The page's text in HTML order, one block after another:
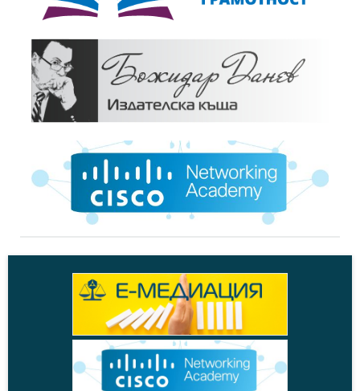
Събития, 19.12.2016
Пресконференция: "2016 г. през погледа на бизнеса"
Дискусии, 09.11.2016
АНКЕТА: 2016 г. през погледа на бизнеса
Новини, 17.12.2015
"2015 г. през погледа на бизнеса"
Инфографика,
Новини, 20.12.2010
"2010 г. през погледа на бизнеса"
Анализи, 20.12.2010
2010 г. през погледа на бизнеса